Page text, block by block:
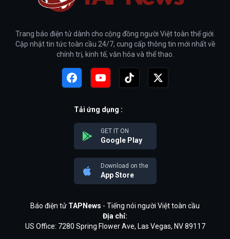
Trang báo điện tử dành cho cộng đồng người Việt toàn thế giới.
Cập nhật tin tức toàn cầu 24/7, cung cấp thông tin mới nhất về
chính trị, kinh tế, văn hóa và thể thao.
Tải ứng dụng :
GET IT ON
Google Play
Download on the
App Store
Báo điện tử TAPNews - Tiếng nói người Việt toàn cầu
Địa chỉ:
US Office: 7280 Spring Flower Ave, Las Vegas, NV 89117